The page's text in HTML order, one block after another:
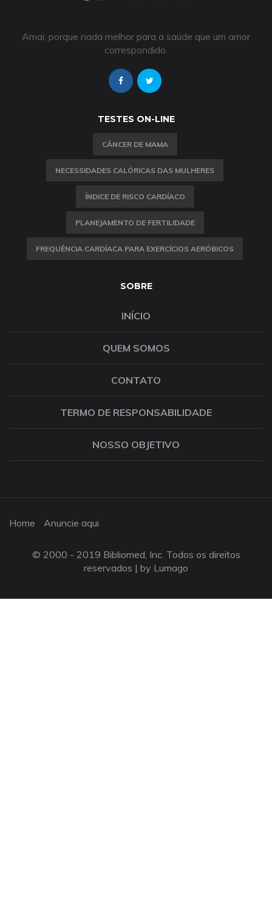
Amai, porque nada melhor para a saúde que um amor
correspondido.
TESTES ON-LINE
CÂNCER DE MAMA
NECESSIDADES CALÓRICAS DAS MULHERES
ÍNDICE DE RISCO CARDÍACO
PLANEJAMENTO DE FERTILIDADE
FREQUÊNCIA CARDÍACA PARA EXERCÍCIOS AERÓBICOS
SOBRE
INÍCIO
QUEM SOMOS
CONTATO
TERMO DE RESPONSABILIDADE
NOSSO OBJETIVO
Home Anuncie aqui
© 2000 - 2019 Bibliomed, Inc. Todos os direitos
reservados | by Lumago